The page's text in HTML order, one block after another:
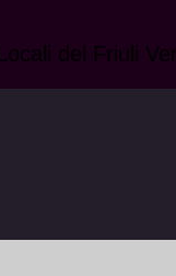
del Friuli